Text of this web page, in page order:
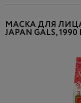
МАСКА ДЛЯ ЛИЦА
JAPAN GALS, 1990